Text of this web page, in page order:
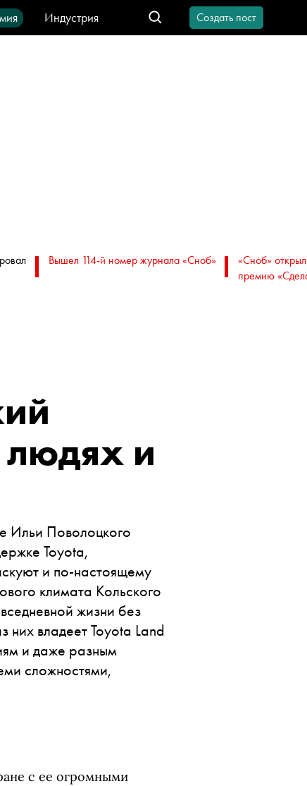
Индустрия
Создать пост
Вышел 114-й номер журнала «Сноб»
«Сноб»
премию
и
Ильи Поволоцкого
Toyota,
и по-настоящему
климата Кольского
жизни без
владеет Toyota Land
и даже разным
сложностями,
с ее огромными